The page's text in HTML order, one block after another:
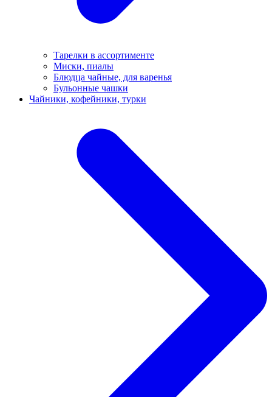
Тарелки в ассортименте
Миски, пиалы
Блюдца чайные, для варенья
Бульонные чашки
Чайники, кофейники, турки